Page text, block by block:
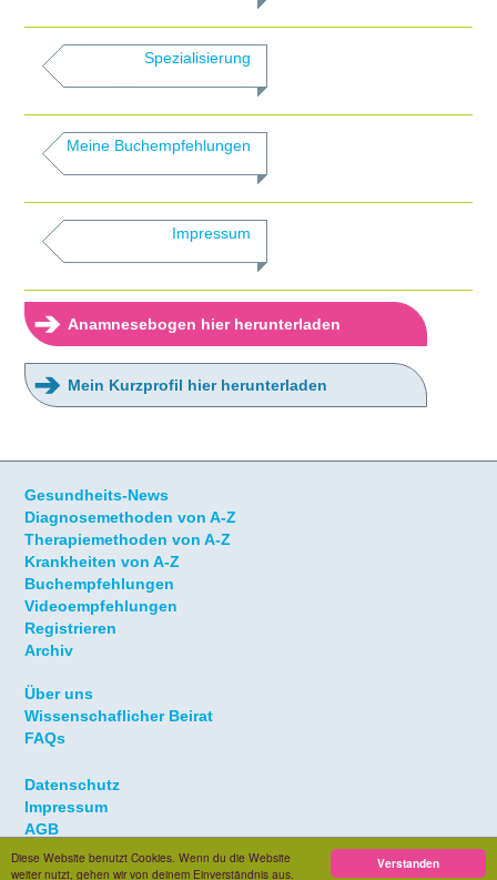
Verstanden
Diese Website benutzt Cookies. Wenn du die Website
weiter nutzt, gehen wir von deinem Einverständnis aus.
Spezialisierung
Meine Buchempfehlungen
Impressum
➔ Anamnesebogen hier herunterladen
➔ Mein Kurzprofil hier herunterladen
Gesundheits-News
Diagnosemethoden von A-Z
Therapiemethoden von A-Z
Krankheiten von A-Z
Buchempfehlungen
Videoempfehlungen
Registrieren
Archiv
Über uns
Wissenschaflicher Beirat
FAQs
Datenschutz
Impressum
AGB